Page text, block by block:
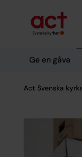
Ge en gåva
Act Svenska